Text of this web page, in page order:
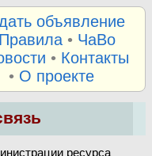
объявление
Правила• ЧаВо
• Контакты
• О проекте
ресурса